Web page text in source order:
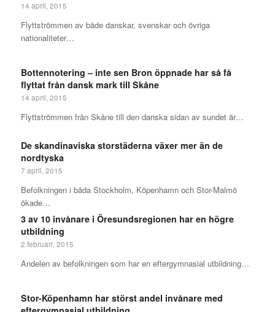
14 april, 2015
Flyttströmmen av både danskar, svenskar och övriga
nationaliteter…
Bottennotering – inte sen Bron öppnade har så få
flyttat från dansk mark till Skåne
14 april, 2015
Flyttströmmen från Skåne till den danska sidan av sundet är…
De skandinaviska storstäderna växer mer än de
nordtyska
7 april, 2015
Befolkningen i båda Stockholm, Köpenhamn och Stor-Malmö
ökade…
3 av 10 invånare i Öresundsregionen har en högre
utbildning
2 februari, 2015
Andelen av befolkningen som har en eftergymnasial utbildning…
Stor-Köpenhamn har störst andel invånare med